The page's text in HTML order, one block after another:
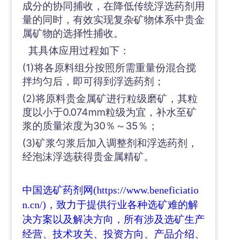
成分的协同捕收，在降低传统浮选药剂用
量的同时，有效实现复杂矿物体系中贵金
属矿物的选择性捕收。
其具体应用过程如下：
(1)将各原料组分按照所需重量份混合搅
拌均匀后，即可得到浮选药剂；
(2)将原料贵金属矿进行粒级磨矿，其粒
度以小于0.074mm粒级为宜，补水至矿
浆的质量浓度为30％～35％；
(3)矿浆匀浆后加入调整剂和浮选药剂，
经泡沫浮选获得贵金属精矿。
中国选矿药剂网(https://www.beneficiatio
n.cn/)，致力于提供行业各种选矿难的解
决方案以及解决方向，所有涉及选矿生产
经营、技术攻关、投资方向、产品介绍、